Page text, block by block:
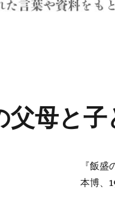
父母と
『飯
本博、